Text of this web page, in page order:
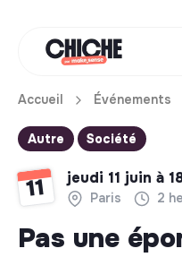
Accueil Événements
Autre Société
11 jeudi 11 juin à
Paris 2
Pas une